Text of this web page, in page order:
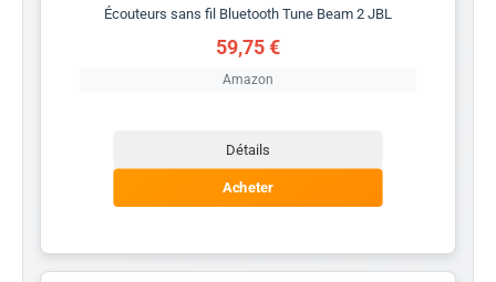
Écouteurs sans fil Bluetooth Tune Beam 2 JBL
59,75 €
Amazon
Détails
Acheter